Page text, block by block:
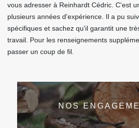
vous adresser à Reinhardt Cédric. C'est
plusieurs années d'expérience. Il a pu
spécifiques et sachez qu'il garantit une
travail. Pour les renseignements
passer un coup de fil.
NOS